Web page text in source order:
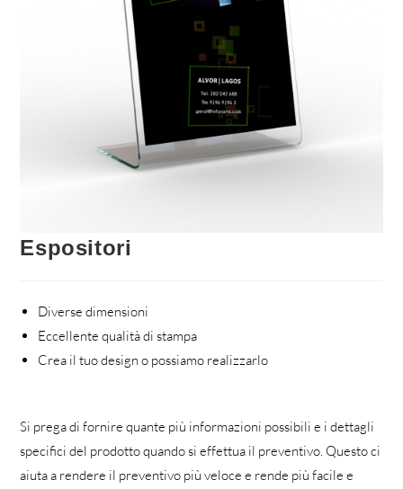
Espositori
Diverse dimensioni
Eccellente qualità di stampa
Crea il tuo design o possiamo realizzarlo
Si prega di fornire quante più informazioni possibili e i dettagli
specifici del prodotto quando si effettua il preventivo. Questo ci
aiuta a rendere il preventivo più veloce e rende più facile e